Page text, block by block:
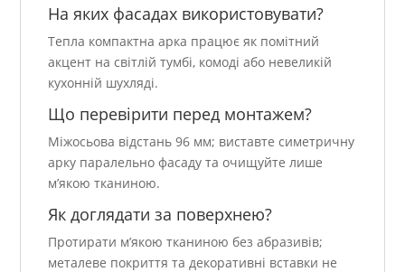
На яких фасадах використовувати?
Тепла компактна арка працює як помітний
акцент на світлій тумбі, комоді або невеликій
кухонній шухляді.
Що перевірити перед монтажем?
Міжосьова відстань 96 мм; виставте симетричну
арку паралельно фасаду та очищуйте лише
м’якою тканиною.
Як доглядати за поверхнею?
Протирати м’якою тканиною без абразивів;
металеве покриття та декоративні вставки не